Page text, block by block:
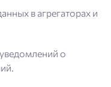
в агрегаторах и
о